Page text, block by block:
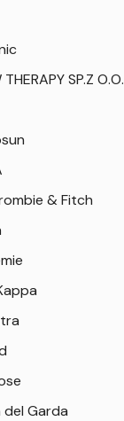
SP.Z O.O.
& Fitch
Garda